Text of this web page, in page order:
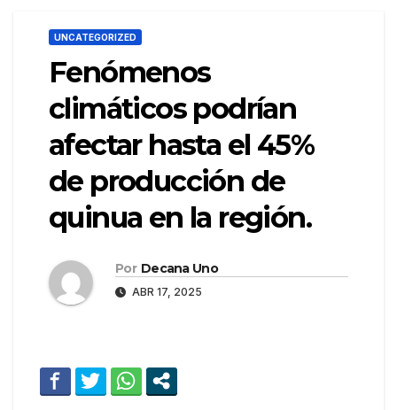
UNCATEGORIZED
Fenómenos
climáticos podrían
afectar hasta el 45%
de producción de
quinua en la región.
Por Decana Uno
ABR 17, 2025